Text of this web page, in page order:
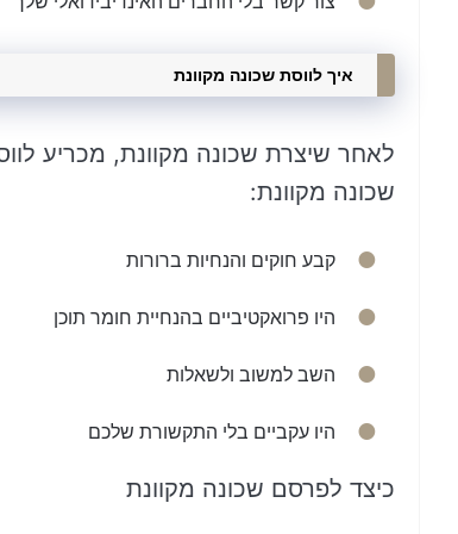
איך לווסת שכונה מקוונת
לאחר שיצרת שכונה מקוונת, מכריע
שכונה מקוונת:
קבע חוקים והנחיות ברורות
היו פרואקטיביים בהנחיית חומר תוכן
השב למשוב ולשאלות
היו עקביים בלי התקשורת שלכם
כיצד לפרסם שכונה מקוונת